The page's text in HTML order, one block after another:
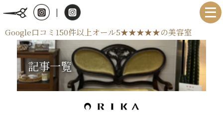
|
Google口コミ150件以上オール5★★★★★の美容室
記事一覧